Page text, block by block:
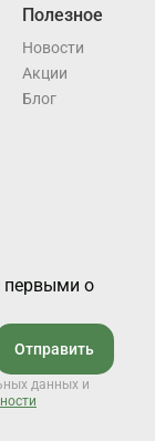
Полезное
Новости
Акции
Блог
первыми о
Отправить
данных и